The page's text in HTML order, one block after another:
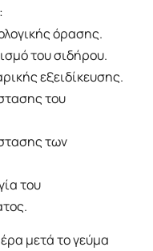
όρασης.
του σιδήρου.
εξειδίκευσης.
του
των
του
μετά το γεύμα